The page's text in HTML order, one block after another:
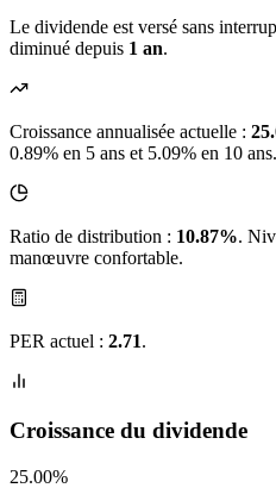
Le dividende est versé sans
diminué depuis 1 an.
Croissance annualisée actuelle :
0.89% en 5 ans et 5.09% en 10 ans.
Ratio de distribution : 10.87%.
manœuvre confortable.
PER actuel : 2.71.
Croissance du dividende
25.00%